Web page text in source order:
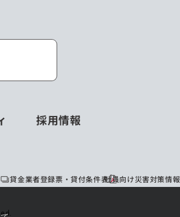
採用情報
貸金業者登録票・貸付条件表社員向け災害対策情報